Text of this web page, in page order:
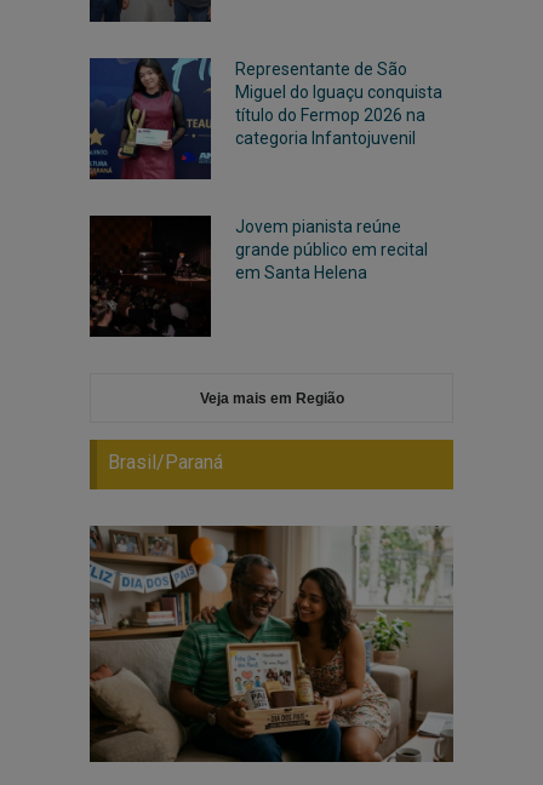
Representante de São
Miguel do Iguaçu conquista
título do Fermop 2026 na
categoria Infantojuvenil
Jovem pianista reúne
grande público em recital
em Santa Helena
Veja mais em Região
Brasil/Paraná